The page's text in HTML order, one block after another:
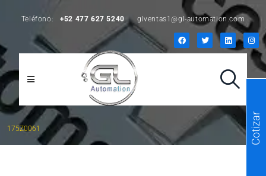
Teléfono: +52 477 627 5240 glventas1@gl-automation.com
175Z0061 Cotizar